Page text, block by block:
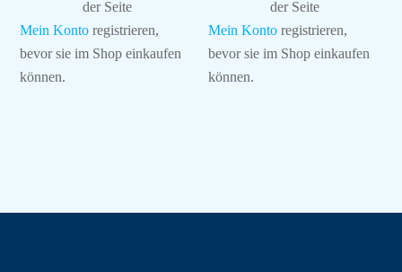
der Seite
Mein Konto registrieren,
bevor sie im Shop einkaufen
können.
der Seite
Mein Konto registrieren,
bevor sie im Shop einkaufen
können.